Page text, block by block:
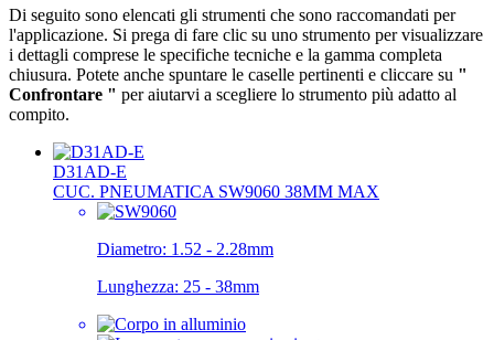
Di seguito sono elencati gli strumenti che sono raccomandati per
l'applicazione. Si prega di fare clic su uno strumento per visualizzare
i dettagli comprese le specifiche tecniche e la gamma completa
chiusura. Potete anche spuntare le caselle pertinenti e cliccare su "
Confrontare " per aiutarvi a scegliere lo strumento più adatto al
compito.
D31AD-E
CUC. PNEUMATICA SW9060 38MM MAX
Diametro: 1.52 - 2.28mm
Lunghezza: 25 - 38mm